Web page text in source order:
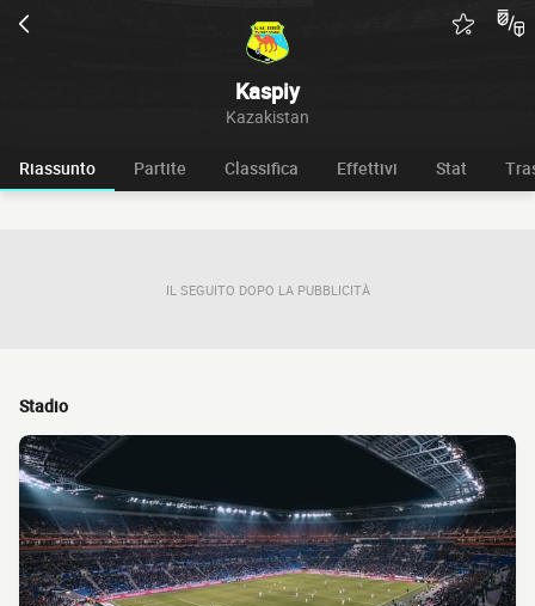
Kaspiy
Kazakistan
Riassunto Partite Classifica Effettivi Stat
IL SEGUITO DOPO LA PUBBLICITÀ
Stadio